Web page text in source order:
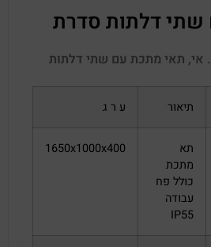
דלתות סדרת
, תאי מתכת עם שתי דלתות
תיאור ע ר ג
תא
מתכת
כולל פח
עבודה
IP55
1650x1000x400